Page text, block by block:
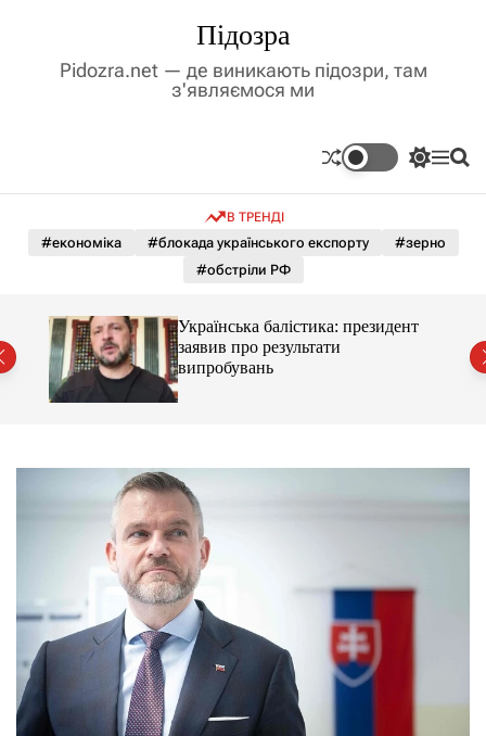
у
Підозра
Pidozra.net — де виникають підозри, там
з'являємося ми
П
м
к
и
М П
В ТРЕНДІ
#економіка #блокада українського експорту
#зерно
#обстріли РФ
Українська балістика: президент
заявив про результати
випробувань